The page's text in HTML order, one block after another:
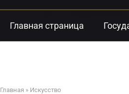
Главная страница
Главная » Искусство